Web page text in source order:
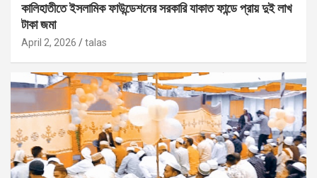
কালিহাতীতে ইসলামিক ফাউন্ডেশনের সরকারি যাকাত ফান্ডে প্রায় দুই লাখ
টাকা জমা
April 2, 2026 talas